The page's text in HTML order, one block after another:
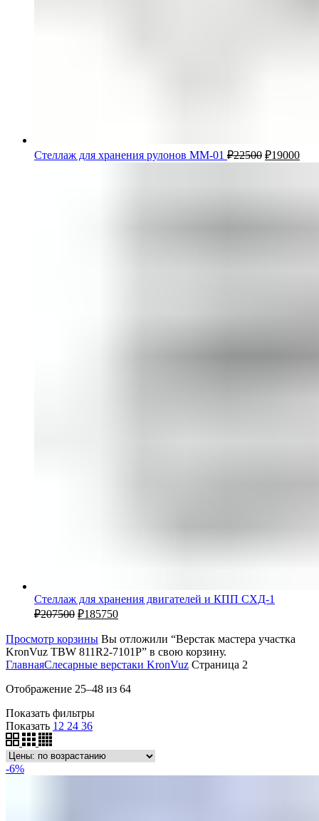
Стеллаж для хранения рулонов ММ-01 ₽22500 ₽19000
Стеллаж для хранения двигателей и КПП СХД-1
₽207500 ₽185750
Просмотр корзины Вы отложили “Верстак мастера участка
KronVuz TBW 811R2-7101P” в свою корзину.
ГлавнаяСлесарные верстаки KronVuz Страница 2
Отображение 25–48 из 64
Показать фильтры
Показать 12 24 36
-6%